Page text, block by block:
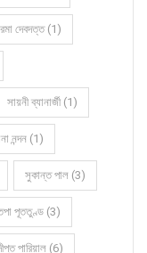
দেবদত্ত (1)
সায়নী ব্যানার্জী (1)
নন্দন (1)
সুকান্ত পাল (3)
পূততুণ্ড (3)
পারিয়াল (6)